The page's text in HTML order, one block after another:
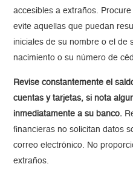
accesibles a extraños.
evite aquellas que puedan
iniciales de su nombre o el de
nacimiento o su número de
Revise constantemente el
cuentas y tarjetas, si nota
inmediatamente a su banco.
financieras no solicitan datos
correo electrónico. No
extraños.